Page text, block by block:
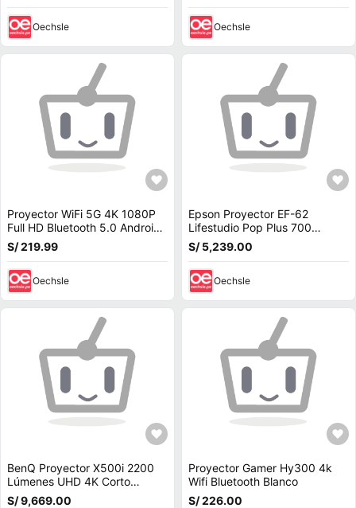
Oechsle Oechsle
Proyector WiFi 5G 4K 1080P
Full HD Bluetooth 5.0 Android
11 BOSSNEY BS-H9748
S/ 219.99
Oechsle
Epson Proyector EF-62
Lifestudio Pop Plus 700
Lúmenes 4K RGB-LED 3LCD
con Google TV y Son
S/ 5,239.00
Oechsle
BenQ Proyector X500i 2200
Lúmenes UHD 4K Corto
Alcance 4LED para Gaming
S/ 9,669.00
Proyector Gamer Hy300 4k
Wifi Bluetooth Blanco
S/ 226.00